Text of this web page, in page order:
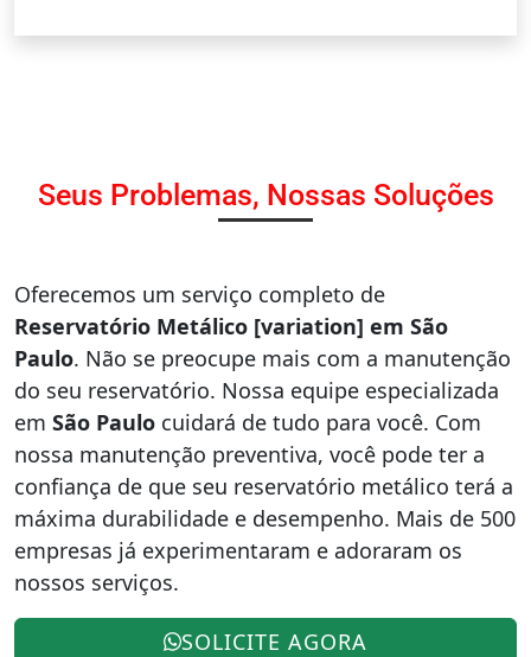
Seus Problemas, Nossas Soluções
Oferecemos um serviço completo de
Reservatório Metálico [variation] em São
Paulo. Não se preocupe mais com a manutenção
do seu reservatório. Nossa equipe especializada
em São Paulo cuidará de tudo para você. Com
nossa manutenção preventiva, você pode ter a
confiança de que seu reservatório metálico terá a
máxima durabilidade e desempenho. Mais de 500
empresas já experimentaram e adoraram os
nossos serviços.
SOLICITE AGORA